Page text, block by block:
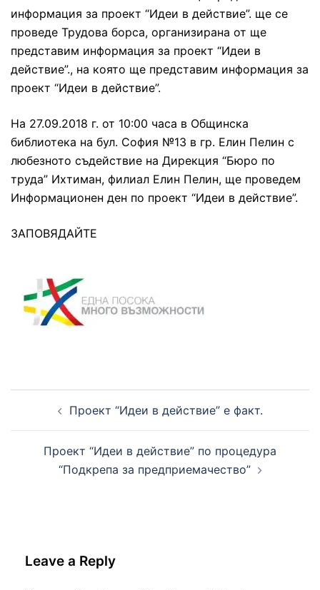
информация за проект “Идеи в действие”. ще се
проведе Трудова борса, организирана от ще
представим информация за проект “Идеи в
действие”., на която ще представим информация за
проект “Идеи в действие”.
На 27.09.2018 г. от 10:00 часа в Общинска
библиотека на бул. София №13 в гр. Елин Пелин с
любезното съдействие на Дирекция “Бюро по
труда” Ихтиман, филиал Елин Пелин, ще проведем
Информационен ден по проект “Идеи в действие”.
ЗАПОВЯДАЙТЕ
Post
navigation Проект “Идеи в действие” е факт.
Проект “Идеи в действие” по процедура
“Подкрепа за предприемачество”
Leave a Reply